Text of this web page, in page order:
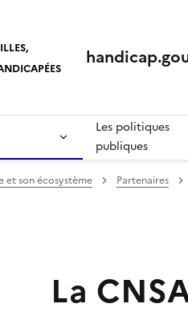
Les politiques
publiques
et son écosystème Partenaires
La